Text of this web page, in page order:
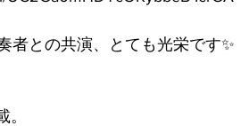
者との共演、とても光栄です✨